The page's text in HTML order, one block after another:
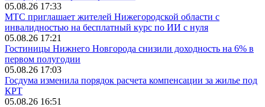
05.08.26 17:33
МТС приглашает жителей Нижегородской области с
инвалидностью на бесплатный курс по ИИ с нуля
05.08.26 17:21
Гостиницы Нижнего Новгорода снизили доходность на 6% в
первом полугодии
05.08.26 17:03
Госдума изменила порядок расчета компенсации за жилье под
КРТ
05.08.26 16:51